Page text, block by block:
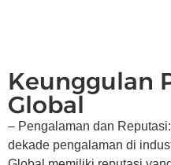
Keunggulan
Global
– Pengalaman dan
dekade pengalaman di